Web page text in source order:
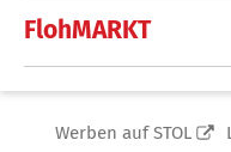
FlohMARKT
Werben auf STOL